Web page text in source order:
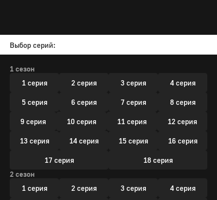
Выбор серий:
1 сезон
1 серия
2 серия 3 серия 4 серия
5 серия 6 серия 7 серия 8 серия
9 серия 10 серия 11 серия 12 серия
13 серия 14 серия 15 серия 16 серия
17 серия
18 серия
2 сезон
1 серия
2 серия 3 серия 4 серия